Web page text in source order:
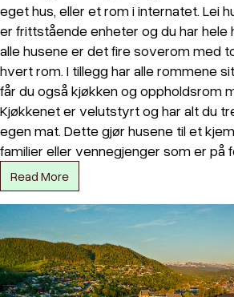
eget hus, eller et rom i internatet. Lei
er frittstående enheter og du har hele
alle husene er det fire soverom med
hvert rom. I tillegg har alle rommene
får du også kjøkken og oppholdsrom
Kjøkkenet er velutstyrt og har alt du
egen mat. Dette gjør husene til et
familier eller vennegjenger som er på
Read More